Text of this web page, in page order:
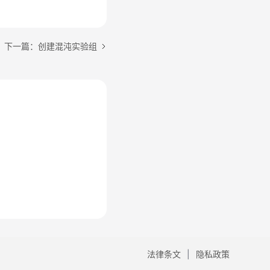
下一篇：创建混沌实验组
法律条文 隐私政策